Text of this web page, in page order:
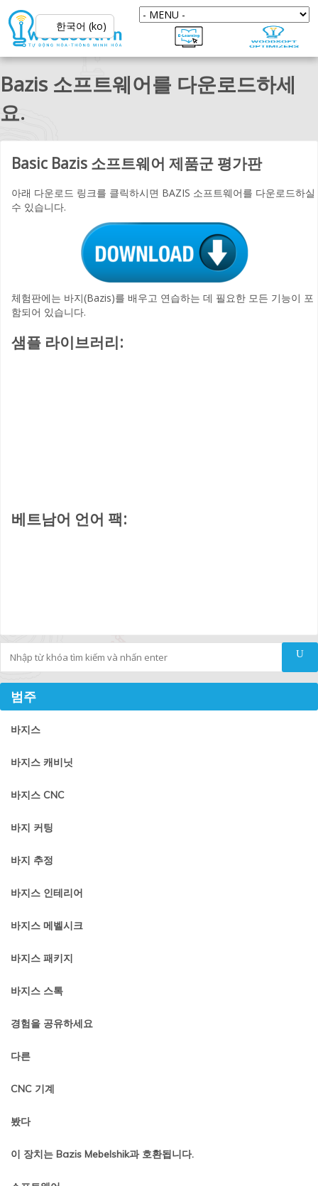
Bazis 소프트웨어를 다운로드하세
요.
Basic Bazis 소프트웨어 제품군 평가판
아래 다운로드 링크를 클릭하시면 BAZIS 소프트웨어를 다운로드하실
수 있습니다.
체험판에는 바지(Bazis)를 배우고 연습하는 데 필요한 모든 기능이 포
함되어 있습니다.
샘플 라이브러리:
베트남어 언어 팩:
범주
바지스
바지스 캐비닛
바지스 CNC
바지 커팅
바지 추정
바지스 인테리어
바지스 메벨시크
바지스 패키지
바지스 스톡
경험을 공유하세요
다른
CNC 기계
봤다
이 장치는 Bazis Mebelshik과 호환됩니다.
한국어 (ko)